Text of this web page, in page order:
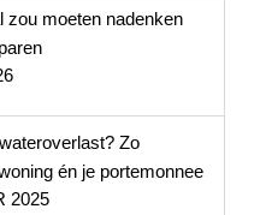
zou moeten nadenken
Zo
én je portemonnee
2025